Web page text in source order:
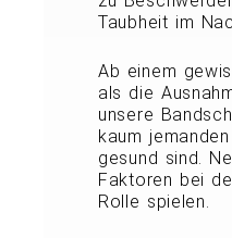
Taubheit im
Ab einem
als die
unsere
kaum
gesund sind.
Faktoren bei
Rolle spielen.